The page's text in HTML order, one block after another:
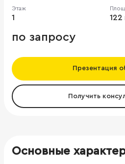
Этаж
1 122
по запросу
Презентация
Получить
Основные